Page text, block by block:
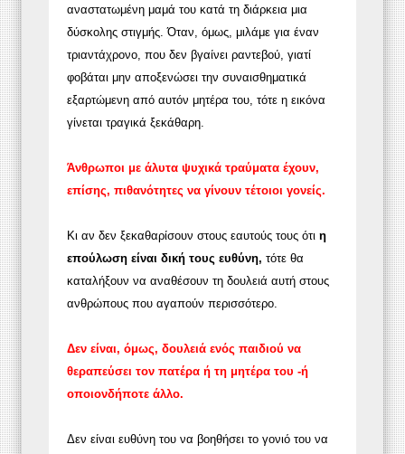
αναστατωμένη μαμά του κατά τη διάρκεια μια
δύσκολης στιγμής. Όταν, όμως, μιλάμε για έναν
τριαντάχρονο, που δεν βγαίνει ραντεβού, γιατί
φοβάται μην αποξενώσει την συναισθηματικά
εξαρτώμενη από αυτόν μητέρα του, τότε η εικόνα
γίνεται τραγικά ξεκάθαρη.
Άνθρωποι με άλυτα ψυχικά τραύματα έχουν,
επίσης, πιθανότητες να γίνουν τέτοιοι γονείς.
Κι αν δεν ξεκαθαρίσουν στους εαυτούς τους ότι η
επούλωση είναι δική τους ευθύνη, τότε θα
καταλήξουν να αναθέσουν τη δουλειά αυτή στους
ανθρώπους που αγαπούν περισσότερο.
Δεν είναι, όμως, δουλειά ενός παιδιού να
θεραπεύσει τον πατέρα ή τη μητέρα του -ή
οποιονδήποτε άλλο.
Δεν είναι ευθύνη του να βοηθήσει το γονιό του να